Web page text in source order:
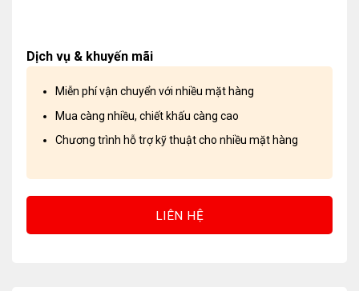
Dịch vụ & khuyến mãi
Miễn phí vận chuyển với nhiều mặt hàng
Mua càng nhiều, chiết khấu càng cao
Chương trình hỗ trợ kỹ thuật cho nhiều mặt hàng
LIÊN HỆ